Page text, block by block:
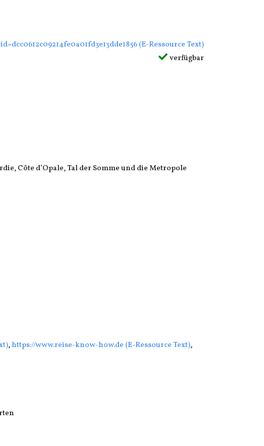
in neuem Tab geöffnet
(E-Ressource Text)
verfügbar
Côte d’Opale, Tal der Somme und die Metropole
,https://www.reise-know-how.de (E-Ressource Text),